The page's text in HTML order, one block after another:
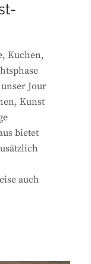
Kuchen,
Jour
Kunst
bietet
auch